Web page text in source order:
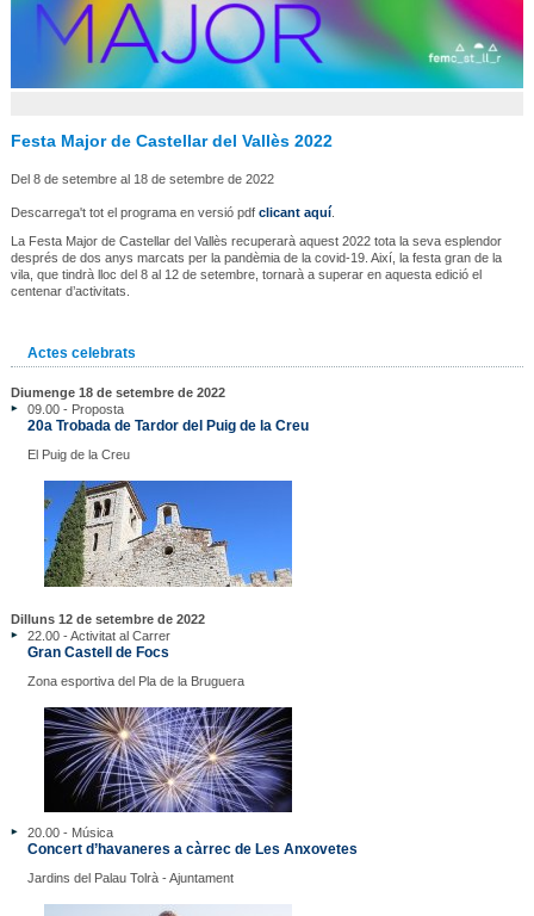
Festa Major de Castellar del Vallès 2022
Del 8 de setembre al 18 de setembre de 2022
Descarrega't tot el programa en versió pdf clicant aquí.
La Festa Major de Castellar del Vallès recuperarà aquest 2022 tota la seva esplendor
després de dos anys marcats per la pandèmia de la covid-19. Així, la festa gran de la
vila, que tindrà lloc del 8 al 12 de setembre, tornarà a superar en aquesta edició el
centenar d’activitats.
Actes celebrats
Diumenge 18 de setembre de 2022
09.00 - Proposta
20a Trobada de Tardor del Puig de la Creu
El Puig de la Creu
Dilluns 12 de setembre de 2022
22.00 - Activitat al Carrer
Gran Castell de Focs
Zona esportiva del Pla de la Bruguera
20.00 - Música
Concert d’havaneres a càrrec de Les Anxovetes
Jardins del Palau Tolrà - Ajuntament